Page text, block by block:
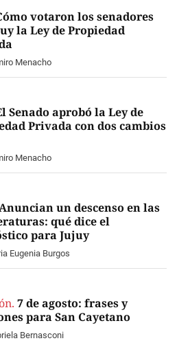
votaron los senadores
la Ley de Propiedad
Menacho
Senado aprobó la Ley de
Privada con dos cambios
Menacho
un descenso en las
qué dice el
para Jujuy
Eugenia Burgos
7 de agosto: frases y
para San Cayetano
Bernasconi